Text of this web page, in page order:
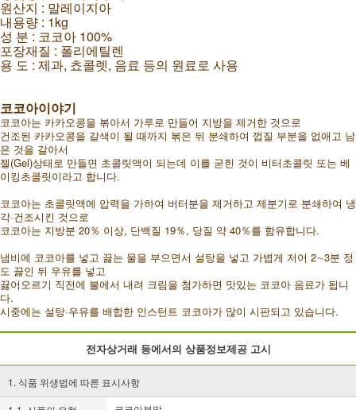
원산지 : 말레이지아
내용량 : 1kg
성 분 : 코코아 100%
포장재질 : 폴리에틸렌
용 도 : 제과, 쵸콜렛, 음료 등의 원료로 사용
코코아이야기
코코아는 카카오콩을 볶아서 가루로 만들어 지방을 제거한 것으로
건조된 카카오콩을 갈색이 될 때까지 볶은 뒤 분쇄하여 껍질 부분을 없애고 남
은 것을 갈아서
젤(Gel)상태로 만들면 초콜릿액이 되는데 이를 굳힌 것이 비터초콜릿 또는 베
이킹초콜릿이라고 합니다.
코코아는 초콜릿액에 압력을 가하여 버터분을 제거하고 제분기로 분쇄하여 냉
각·건조시킨 것으로
코코아는 지방분 20％ 이상, 단백질 19％, 당질 약 40％를 함유합니다.
냄비에 코코아를 넣고 끓는 물을 부으면서 설탕을 넣고 가볍게 저어 2∼3분 정
도 끓인 뒤 우유를 넣고
끓어오르기 직전에 불에서 내려 크림을 첨가하면 맛있는 코코아 음료가 됩니
다.
시중에는 설탕·우유를 배합한 인스턴트 코코아가 많이 시판되고 있습니다.
전자상거래 등에서의 상품정보제공 고시
1. 식품 위생법에 따른 표시사항